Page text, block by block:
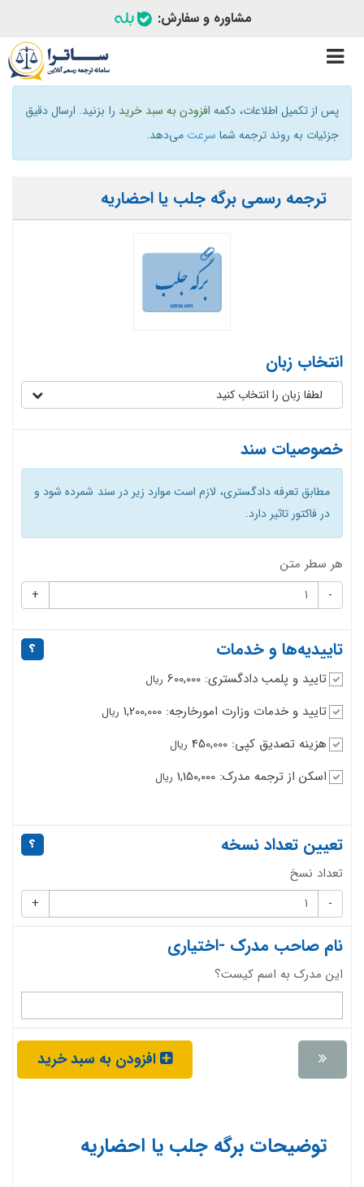
مشاوره و سفارش:
Toggle
navigation
پس از تکمیل اطلاعات، دکمه افزودن به سبد خرید را بزنید. ارسال دقیق
جزئیات به روند ترجمه شما سرعتمی‌دهد.
ترجمه رسمی برگه جلب یا احضاریه
انتخاب زبان
لطفا زبان را انتخاب کنید
خصوصیات سند
مطابق تعرفه دادگستری، لازم است موارد زیر در سند شمرده شود و
در فاکتور تاثیر دارد.
هر سطر متن
-
+
تاییدیه‌ها و خدمات
تایید و پلمب دادگستری: 600,000 ریال
تایید و خدمات وزارت امورخارجه: 1,200,000 ریال
هزینه تصدیق کپی: 450,000 ریال
اسکن از ترجمه مدرک: 1,150,000 ریال
تعیین تعداد نسخه
تعداد نسخ
-
+
نام صاحب مدرک -اختیاری
این مدرک به اسم کیست؟
افزودن به سبد خرید
توضیحات برگه جلب یا احضاریه